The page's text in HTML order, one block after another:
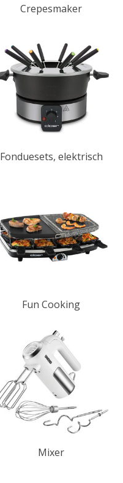
Crepesmaker
Fonduesets, elektrisch
Fun Cooking
Mixer